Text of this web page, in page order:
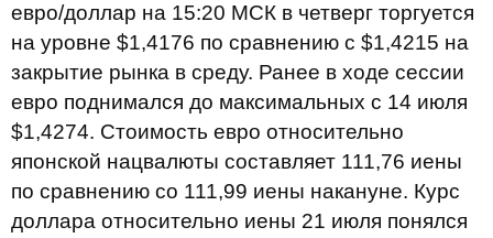
евро/доллар на 15:20 МСК в четверг торгуется
на уровне $1,4176 по сравнению с $1,4215 на
закрытие рынка в среду. Ранее в ходе сессии
евро поднимался до максимальных с 14 июля
$1,4274. Стоимость евро относительно
японской нацвалюты составляет 111,76 иены
по сравнению со 111,99 иены накануне. Курс
доллара относительно иены 21 июля понялся